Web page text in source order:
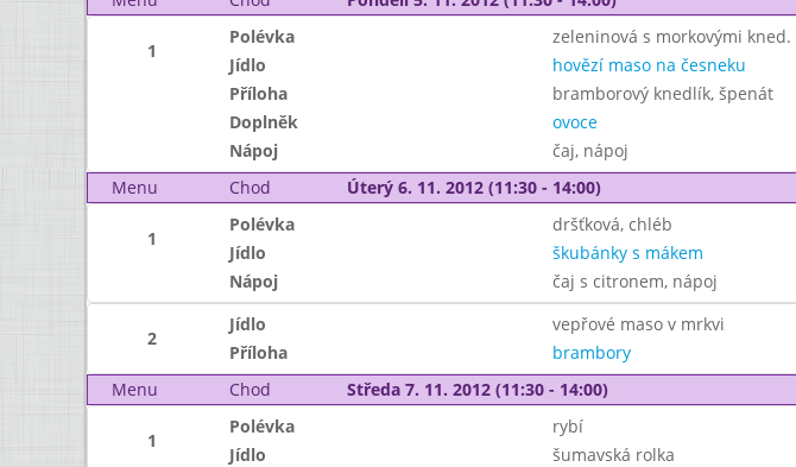
1
Polévka
zeleninová s morkovými kned.
Jídlo
hovězí maso na česneku
Příloha
bramborový knedlík, špenát
Doplněk
ovoce
Nápoj
čaj, nápoj
Menu
Chod Úterý 6. 11. 2012 (11:30 - 14:00)
1
Polévka
dršťková, chléb
Jídlo
škubánky s mákem
Nápoj
čaj s citronem, nápoj
2
Jídlo
vepřové maso v mrkvi
Příloha
brambory
Menu
Chod Středa 7. 11. 2012 (11:30 - 14:00)
1
Polévka
rybí
Jídlo
šumavská rolka